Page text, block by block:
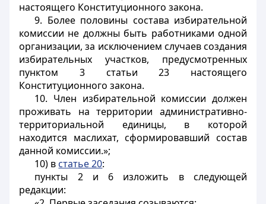
настоящего Конституционного закона.
9. Более половины состава избирательной
комиссии не должны быть работниками одной
организации, за исключением случаев создания
избирательных участков, предусмотренных
пунктом 3 статьи 23 настоящего
Конституционного закона.
10. Член избирательной комиссии должен
проживать на территории административно-
территориальной единицы, в которой
находится маслихат, сформировавший состав
данной комиссии.»;
10) в статье 20:
пункты 2 и 6 изложить в следующей
редакции: